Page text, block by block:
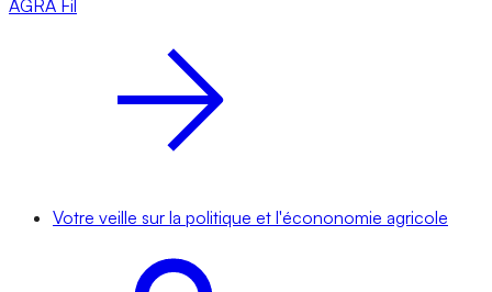
AGRA Fil
Votre veille sur la politique et l'écononomie agricole